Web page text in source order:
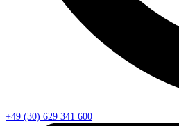
+49 (30) 629 341 600